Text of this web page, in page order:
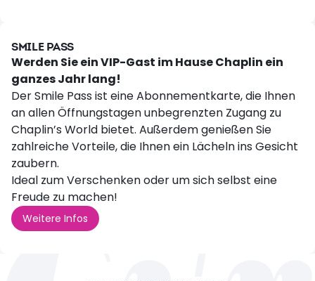
SMILE PASS
Werden Sie ein VIP-Gast im Hause Chaplin ein
ganzes Jahr lang!
Der Smile Pass ist eine Abonnementkarte, die Ihnen
an allen Öffnungstagen unbegrenzten Zugang zu
Chaplin’s World bietet. Außerdem genießen Sie
zahlreiche Vorteile, die Ihnen ein Lächeln ins Gesicht
zaubern.
Ideal zum Verschenken oder um sich selbst eine
Freude zu machen!
Weitere Infos